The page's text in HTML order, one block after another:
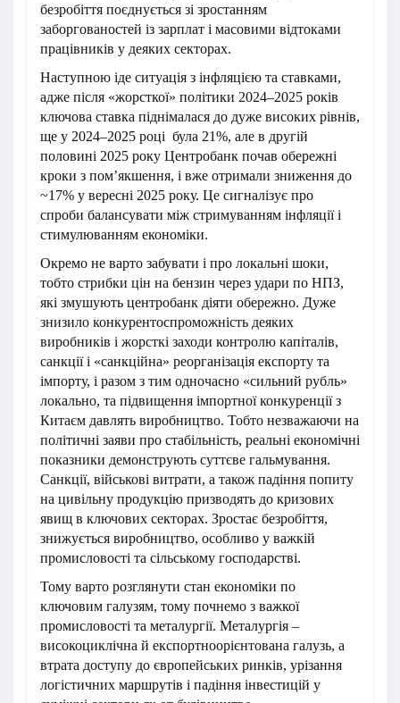
безробіття поєднується зі зростанням
заборгованостей із зарплат і масовими відтоками
працівників у деяких секторах.
Наступною іде ситуація з інфляцією та ставками,
адже після «жорсткої» політики 2024–2025 років
ключова ставка піднімалася до дуже високих рівнів,
ще у 2024–2025 році була 21%, але в другій
половині 2025 року Центробанк почав обережні
кроки з пом’якшення, і вже отримали зниження до
~17% у вересні 2025 року. Це сигналізує про
спроби балансувати між стримуванням інфляції і
стимулюванням економіки.
Окремо не варто забувати і про локальні шоки,
тобто стрибки цін на бензин через удари по НПЗ,
які змушують центробанк діяти обережно. Дуже
знизило конкурентоспроможність деяких
виробників і жорсткі заходи контролю капіталів,
санкції і «санкційна» реорганізація експорту та
імпорту, і разом з тим одночасно «сильний рубль»
локально, та підвищення імпортної конкуренції з
Китаєм давлять виробництво. Тобто незважаючи на
політичні заяви про стабільність, реальні економічні
показники демонструють суттєве гальмування.
Санкції, військові витрати, а також падіння попиту
на цивільну продукцію призводять до кризових
явищ в ключових секторах. Зростає безробіття,
знижується виробництво, особливо у важкій
промисловості та сільському господарстві.
Тому варто розглянути стан економіки по
ключовим галузям, тому почнемо з важкої
промисловості та металургії. Металургія –
високоциклічна й експортноорієнтована галузь, а
втрата доступу до європейських ринків, урізання
логістичних маршрутів і падіння інвестицій у